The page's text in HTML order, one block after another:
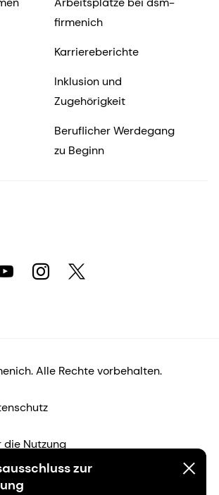
zur
firmenich
Karriereberichte
Inklusion und
Zugehörigkeit
Beruflicher Werdegang
zu Beginn
Alle Rechte vorbehalten.
die Nutzung
Konditionen